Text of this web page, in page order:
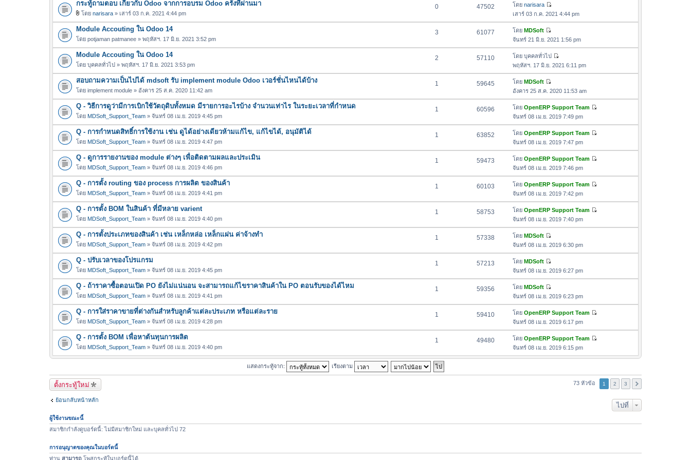
สุ
ม
ล่
สุ
ด
ค
ว
ม
ล่
า
สุ
กระทู้ถามตอบ เกี่ยวกับ Odoo จากการอบรม Odoo ครั้งที่ผ่านมา
ฟ
ล์
แ
น
บ
โดย narisara » เสาร์ 03 ก.ค. 2021 4:44 pm
0 47502 โดย narisara
ดู
ข้
ค
ว
า
ม
ล่
สุ
เสาร์ 03 ก.ค. 2021 4:44 pm
Module Accouting ใน Odoo 14
โดย potjaman patmanee » พฤหัสฯ. 17 มิ.ย. 2021 3:52 pm
3 61077 โดย MDSoft
ดู
ข้
อ
ค
ว
ม
ล่
า
สุ
จันทร์ 21 มิ.ย. 2021 1:56 pm
Module Accouting ใน Odoo 14
โดย บุคคลทั่วไป » พฤหัสฯ. 17 มิ.ย. 2021 3:53 pm
2 57110 โดย บุคคลทั่วไป
ดู
ข้
ค
ว
า
ม
ล่
า
สุ
พฤหัสฯ. 17 มิ.ย. 2021 6:11 pm
สอบถามความเป็นไปได้ mdsoft รับ implement module Odoo เวอร์ชั่นไหนได้บ้าง
โดย implement module » อังคาร 25 ส.ค. 2020 11:42 am
1 59645 โดย MDSoft
ดู
ข้
อ
ค
ว
า
ม
ล่
า
สุ
อังคาร 25 ส.ค. 2020 11:53 am
Q - วิธีการดูว่ามีการเบิกใช้วัตถุดิบทั้งหมด มีรายการอะไรบ้าง จำนวนเท่าไร ในระยะเวลาที่กำหนด
โดย MDSoft_Support_Team » จันทร์ 08 เม.ย. 2019 4:45 pm
1 60596 โดย OpenERP Support Team
ข้
ว
ล่
จันทร์ 08 เม.ย. 2019 7:49 pm
Q - การกำหนดสิทธิ์การใช้งาน เช่น ดูได้อย่างเดียวห้ามแก้ไข, แก้ไขได้, อนุมัติได้
โดย MDSoft_Support_Team » จันทร์ 08 เม.ย. 2019 4:47 pm
1 63852 โดย OpenERP Support Team
ข้
ว
ล่
จันทร์ 08 เม.ย. 2019 7:47 pm
Q - ดูการรายงานของ module ต่างๆ เพื่อติดตามผลและประเมิน
โดย MDSoft_Support_Team » จันทร์ 08 เม.ย. 2019 4:46 pm
1 59473 โดย OpenERP Support Team
ข้
ว
ล่
จันทร์ 08 เม.ย. 2019 7:46 pm
Q - การตั้ง routing ของ process การผลิต ของสินค้า
โดย MDSoft_Support_Team » จันทร์ 08 เม.ย. 2019 4:41 pm
1 60103 โดย OpenERP Support Team
ข้
ว
ล่
จันทร์ 08 เม.ย. 2019 7:42 pm
Q - การตั้ง BOM ในสินค้า ที่มีหลาย varient
โดย MDSoft_Support_Team » จันทร์ 08 เม.ย. 2019 4:40 pm
1 58753 โดย OpenERP Support Team
ข้
ว
ล่
จันทร์ 08 เม.ย. 2019 7:40 pm
Q - การตั้งประเภทของสินค้า เช่น เหล็กหล่อ เหล็กแผ่น ค่าจ้างทำ
โดย MDSoft_Support_Team » จันทร์ 08 เม.ย. 2019 4:42 pm
1 57338 โดย MDSoft
ดู
ข้
ค
ว
ม
ล่
า
สุ
จันทร์ 08 เม.ย. 2019 6:30 pm
Q - ปรับเวลาของโปรแกรม
โดย MDSoft_Support_Team » จันทร์ 08 เม.ย. 2019 4:45 pm
1 57213 โดย MDSoft
ดู
ข้
ค
ว
า
ม
ล่
า
สุ
ด
จันทร์ 08 เม.ย. 2019 6:27 pm
Q - ถ้าราคาซื้อตอนเปิด PO ยังไม่แน่นอน จะสามารถแก้ไขราคาสินค้าใน PO ตอนรับของได้ไหม
โดย MDSoft_Support_Team » จันทร์ 08 เม.ย. 2019 4:41 pm
1 59356 โดย MDSoft
ดู
ข้
อ
ค
ว
า
ม
ล่
สุ
จันทร์ 08 เม.ย. 2019 6:23 pm
Q - การใส่ราคาขายที่ต่างกันสำหรับลูกค้าแต่ละประเภท หรือแต่ละราย
โดย MDSoft_Support_Team » จันทร์ 08 เม.ย. 2019 4:28 pm
1 59410 โดย OpenERP Support Team
ข้
ว
ม
จันทร์ 08 เม.ย. 2019 6:17 pm
Q - การตั้ง BOM เพื่อหาต้นทุนการผลิต
โดย MDSoft_Support_Team » จันทร์ 08 เม.ย. 2019 4:40 pm
1 49480 โดย OpenERP Support Team
ข้
า
จันทร์ 08 เม.ย. 2019 6:15 pm
แสดงกระทู้จาก: เรียงตาม
ตั้งกระทู้ใหม่ 73 หัวข้อ 1 2 3
ย้อนกลับหน้าหลัก
ไปที่
ผู้ใช้งานขณะนี้
สมาชิกกำลังดูบอร์ดนี้: ไม่มีสมาชิกใหม่ และบุคลทั่วไป 72
การอนุญาตของคุณในบอร์ดนี้
ท่าน สามารถ โพสกระทู้ในบอร์ดนี้ได้